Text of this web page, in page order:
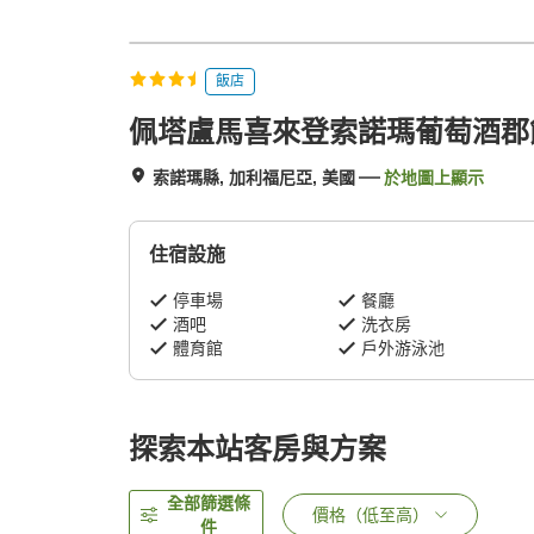
飯店
佩塔盧馬喜來登索諾瑪葡萄酒
索諾瑪縣, 加利福尼亞, 美國 於地圖上顯示
住宿設施
停車場
餐廳
酒吧
洗衣房
體育館
戶外游泳池
探索本站客房與方案
全部篩選條
件
價格（低至高）